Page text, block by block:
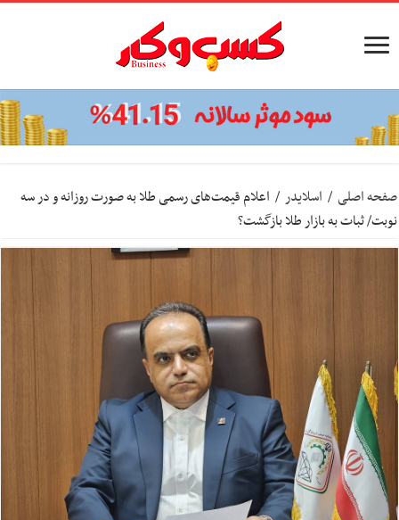
صفحه اصلی / اسلایدر / اعلام قیمت‌های رسمی طلا به صورت روزانه و در سه
نوبت/ ثبات به بازار طلا بازگشت؟